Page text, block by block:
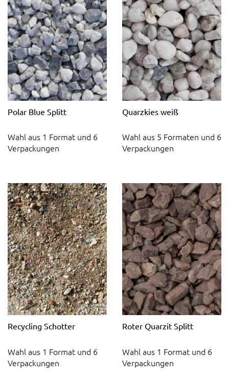
Polar Blue Splitt
Wahl aus 1 Format und 6
Verpackungen
Quarzkies weiß
Wahl aus 5 Formaten und 6
Verpackungen
Recycling Schotter
Wahl aus 1 Format und 6
Verpackungen
Roter Quarzit Splitt
Wahl aus 1 Format und 6
Verpackungen